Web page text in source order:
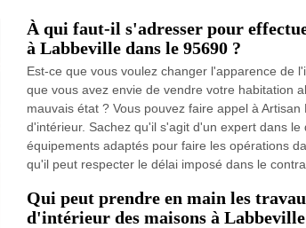
À qui faut-il s'adresser pour
à Labbeville dans le 95690 ?
Est-ce que vous voulez changer l'apparence de
que vous avez envie de vendre votre habitation
mauvais état ? Vous pouvez faire appel à
d'intérieur. Sachez qu'il s'agit d'un expert dans
équipements adaptés pour faire les opérations
qu'il peut respecter le délai imposé dans le
Qui peut prendre en main les
d'intérieur des maisons à Labbeville